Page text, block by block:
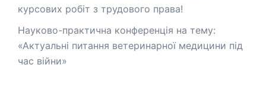
курсових робіт з трудового права!
Науково-практична конференція на тему:
«Актуальні питання ветеринарної медицини під
час війни»